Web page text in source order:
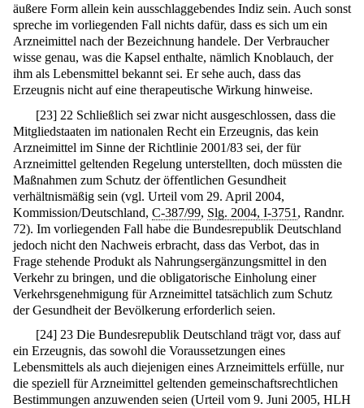
äußere Form allein kein ausschlaggebendes Indiz sein. Auch sonst
spreche im vorliegenden Fall nichts dafür, dass es sich um ein
Arzneimittel nach der Bezeichnung handele. Der Verbraucher
wisse genau, was die Kapsel enthalte, nämlich Knoblauch, der
ihm als Lebensmittel bekannt sei. Er sehe auch, dass das
Erzeugnis nicht auf eine therapeutische Wirkung hinweise.
[23] 22 Schließlich sei zwar nicht ausgeschlossen, dass die
Mitgliedstaaten im nationalen Recht ein Erzeugnis, das kein
Arzneimittel im Sinne der Richtlinie 2001/83 sei, der für
Arzneimittel geltenden Regelung unterstellten, doch müssten die
Maßnahmen zum Schutz der öffentlichen Gesundheit
verhältnismäßig sein (vgl. Urteil vom 29. April 2004,
Kommission/Deutschland, C-387/99, Slg. 2004, I-3751 , Randnr.
72). Im vorliegenden Fall habe die Bundesrepublik Deutschland
jedoch nicht den Nachweis erbracht, dass das Verbot, das in
Frage stehende Produkt als Nahrungsergänzungsmittel in den
Verkehr zu bringen, und die obligatorische Einholung einer
Verkehrsgenehmigung für Arzneimittel tatsächlich zum Schutz
der Gesundheit der Bevölkerung erforderlich seien.
[24] 23 Die Bundesrepublik Deutschland trägt vor, dass auf
ein Erzeugnis, das sowohl die Voraussetzungen eines
Lebensmittels als auch diejenigen eines Arzneimittels erfülle, nur
die speziell für Arzneimittel geltenden gemeinschaftsrechtlichen
Bestimmungen anzuwenden seien (Urteil vom 9. Juni 2005, HLH